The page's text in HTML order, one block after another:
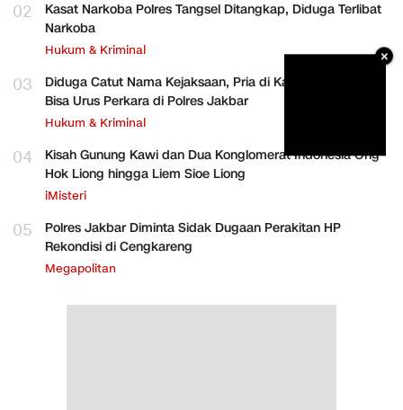
02
Kasat Narkoba Polres Tangsel Ditangkap, Diduga Terlibat
Narkoba
Hukum & Kriminal
03
Diduga Catut Nama Kejaksaan, Pria di Kalideres Mengaku
Bisa Urus Perkara di Polres Jakbar
Hukum & Kriminal
04
Kisah Gunung Kawi dan Dua Konglomerat Indonesia Ong
Hok Liong hingga Liem Sioe Liong
iMisteri
05
Polres Jakbar Diminta Sidak Dugaan Perakitan HP
Rekondisi di Cengkareng
Megapolitan
×